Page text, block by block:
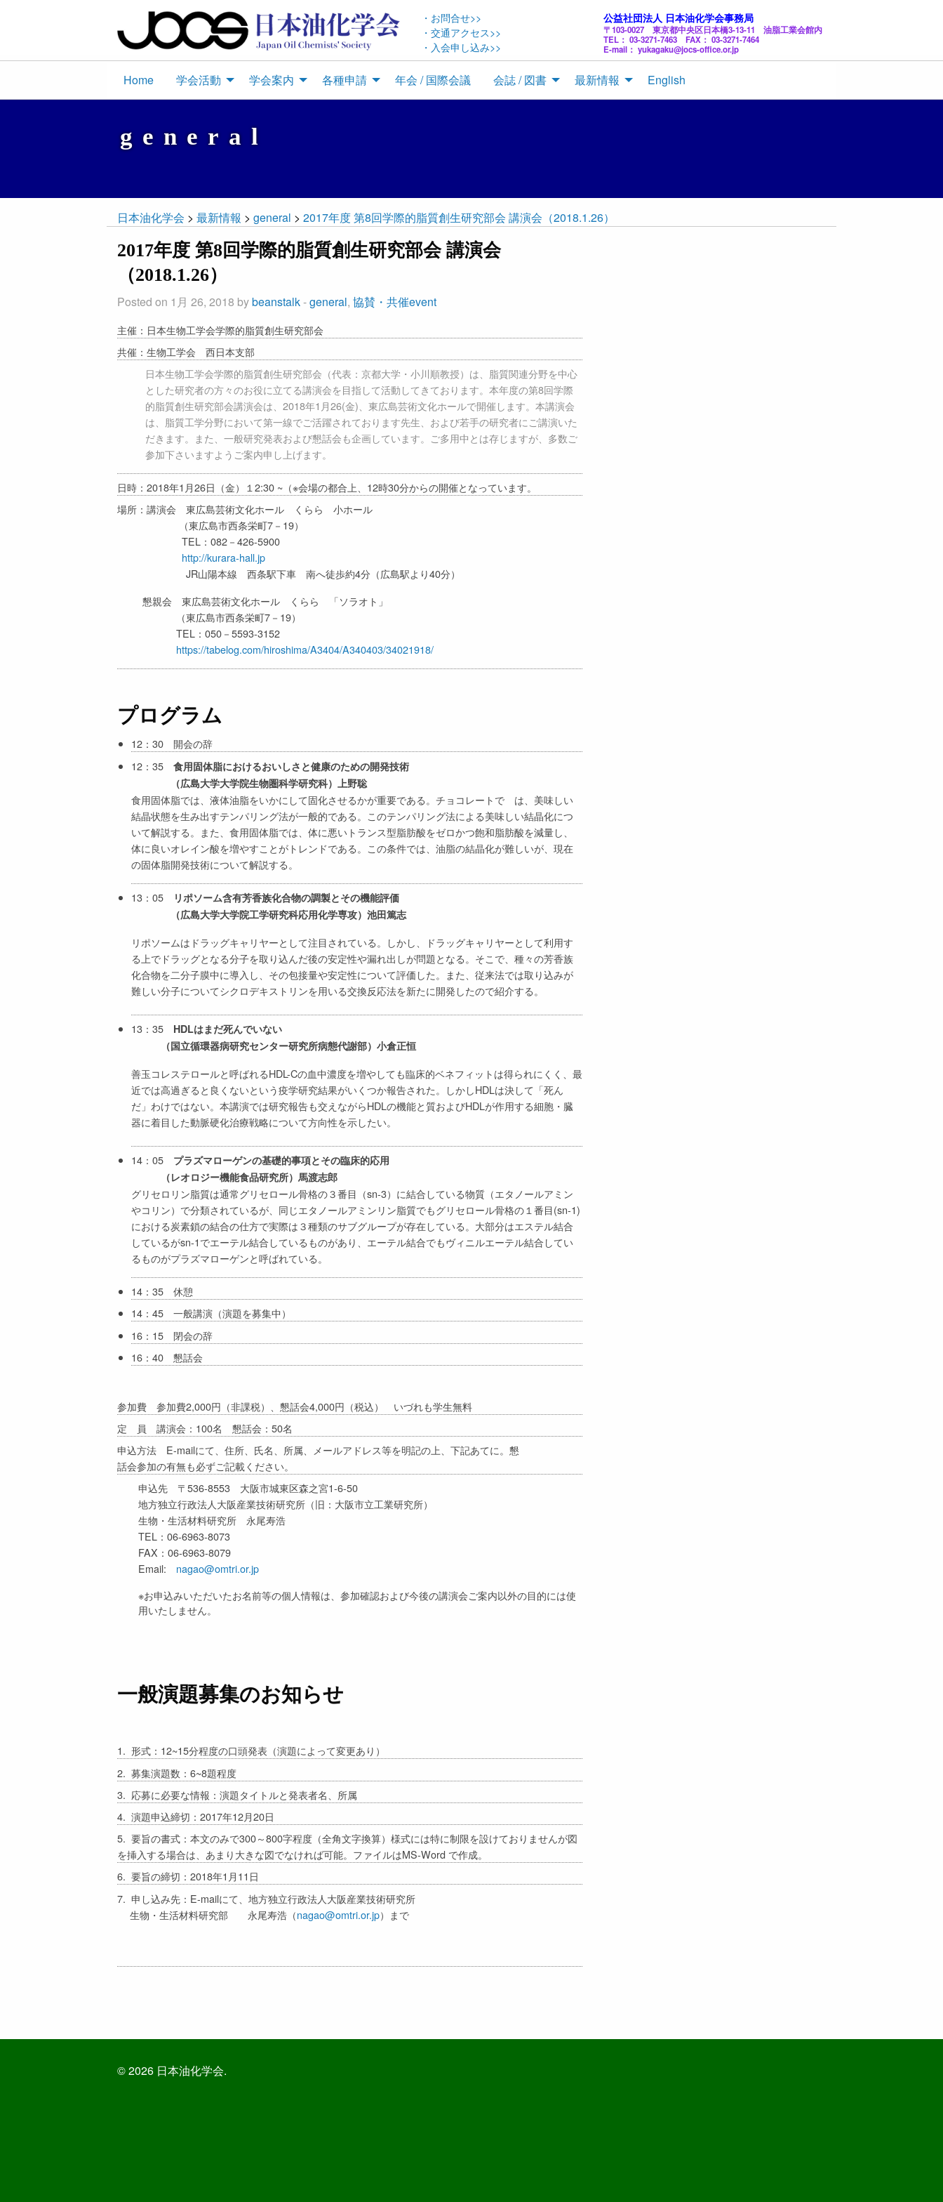
・お問合せ>>
・交通アクセス>>
・入会申し込み>>
公益社団法人 日本油化学会事務局
〒103-0027 東京都中央区日本橋3-13-11 油脂工業会館内
TEL： 03-3271-7463 FAX： 03-3271-7464
E-mail： yukagaku@jocs-office.or.jp
Home 学会活動 学会案内 各種申請 年会 / 国際会議 会誌 / 図書 最新情報 English
general
日本油化学会 > 最新情報 > general > 2017年度 第8回学際的脂質創生研究部会 講演会（2018.1.26）
2017年度 第8回学際的脂質創生研究部会 講演会
（2018.1.26）
Posted on 1月 26, 2018 bybeanstalk-general, 協賛・共催event
主催：日本生物工学会学際的脂質創生研究部会
共催：生物工学会 西日本支部
日本生物工学会学際的脂質創生研究部会（代表：京都大学・小川順教授）は、脂質関連分野を中心
とした研究者の方々のお役に立てる講演会を目指して活動してきております。本年度の第8回学際
的脂質創生研究部会講演会は、2018年1月26(金)、東広島芸術文化ホールで開催します。本講演会
は、脂質工学分野において第一線でご活躍されております先生、および若手の研究者にご講演いた
だきます。また、一般研究発表および懇話会も企画しています。ご多用中とは存じますが、多数ご
参加下さいますようご案内申し上げます。
日時：2018年1月26日（金）１2:30 ~（※会場の都合上、12時30分からの開催となっています。
場所：講演会 東広島芸術文化ホール くらら 小ホール
（東広島市西条栄町7－19）
TEL：082－426-5900
http://kurara-hall.jp
JR山陽本線 西条駅下車 南へ徒歩約4分（広島駅より40分）
懇親会 東広島芸術文化ホール くらら 「ソラオト」
（東広島市西条栄町7－19）
TEL：050－5593-3152
https://tabelog.com/hiroshima/A3404/A340403/34021918/
プログラム
12：30 開会の辞
12：35 食用固体脂におけるおいしさと健康のための開発技術
（広島大学大学院生物圏科学研究科）上野聡
食用固体脂では、液体油脂をいかにして固化させるかが重要である。チョコレートで は、美味しい
結晶状態を生み出すテンパリング法が一般的である。このテンパリング法による美味しい結晶化につ
いて解説する。また、食用固体脂では、体に悪いトランス型脂肪酸をゼロかつ飽和脂肪酸を減量し、
体に良いオレイン酸を増やすことがトレンドである。この条件では、油脂の結晶化が難しいが、現在
の固体脂開発技術について解説する。
13：05
リポソーム含有芳香族化合物の調製とその機能評価
（広島大学大学院工学研究科応用化学専攻）池田篤志
リポソームはドラッグキャリヤーとして注目されている。しかし、ドラッグキャリヤーとして利用す
る上でドラッグとなる分子を取り込んだ後の安定性や漏れ出しが問題となる。そこで、種々の芳香族
化合物を二分子膜中に導入し、その包接量や安定性について評価した。また、従来法では取り込みが
難しい分子についてシクロデキストリンを用いる交換反応法を新たに開発したので紹介する。
13：35 HDLはまだ死んでいない
（国立循環器病研究センター研究所病態代謝部）小倉正恒
善玉コレステロールと呼ばれるHDL-Cの血中濃度を増やしても臨床的ベネフィットは得られにくく、最
近では高過ぎると良くないという疫学研究結果がいくつか報告された。しかしHDLは決して「死ん
だ」わけではない。本講演では研究報告も交えながらHDLの機能と質およびHDLが作用する細胞・臓
器に着目した動脈硬化治療戦略について方向性を示したい。
14：05 プラズマローゲンの基礎的事項とその臨床的応用
（レオロジー機能食品研究所）馬渡志郎
グリセロリン脂質は通常グリセロール骨格の３番目（sn-3）に結合している物質（エタノールアミン
やコリン）で分類されているが、同じエタノールアミンリン脂質でもグリセロール骨格の１番目(sn-1)
における炭素鎖の結合の仕方で実際は３種類のサブグループが存在している。大部分はエステル結合
しているがsn-1でエーテル結合しているものがあり、エーテル結合でもヴィニルエーテル結合してい
るものがプラズマローゲンと呼ばれている。
14：35 休憩
14：45 一般講演（演題を募集中）
16：15 閉会の辞
16：40 懇話会
参加費 参加費2,000円（非課税）、懇話会4,000円（税込） いづれも学生無料
定 員 講演会：100名 懇話会：50名
申込方法 E-mailにて、住所、氏名、所属、メールアドレス等を明記の上、下記あてに。懇
話会参加の有無も必ずご記載ください。
申込先 〒536-8553 大阪市城東区森之宮1-6-50
地方独立行政法人大阪産業技術研究所（旧：大阪市立工業研究所）
生物・生活材料研究所 永尾寿浩
TEL：06-6963-8073
FAX：06-6963-8079
Email: nagao@omtri.or.jp
※お申込みいただいたお名前等の個人情報は、参加確認および今後の講演会ご案内以外の目的には使
用いたしません。
一般演題募集のお知らせ
1. 形式：12~15分程度の口頭発表（演題によって変更あり）
2. 募集演題数：6~8題程度
3. 応募に必要な情報：演題タイトルと発表者名、所属
4. 演題申込締切：2017年12月20日
5. 要旨の書式：本文のみで300～800字程度（全角文字換算）様式には特に制限を設けておりませんが図
を挿入する場合は、あまり大きな図でなければ可能。ファイルはMS-Word で作成。
6. 要旨の締切：2018年1月11日
7. 申し込み先：E-mailにて、地方独立行政法人大阪産業技術研究所
生物・生活材料研究部 永尾寿浩（nagao@omtri.or.jp）まで
© 2026 日本油化学会.